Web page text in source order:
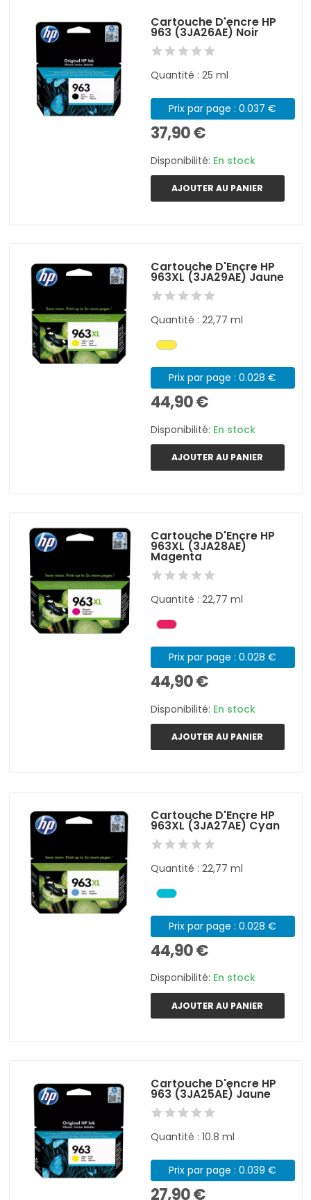
Cartouche D'encre HP
963 (3JA26AE) Noir
Quantité : 25 ml
Prix par page : 0.037 €
37,90 €
Disponibilité: En stock
AJOUTER AU PANIER
Cartouche D'Encre HP
963XL (3JA29AE) Jaune
Quantité : 22,77 ml
Prix par page : 0.028 €
44,90 €
Disponibilité: En stock
AJOUTER AU PANIER
Cartouche D'Encre HP
963XL (3JA28AE)
Magenta
Quantité : 22,77 ml
Prix par page : 0.028 €
44,90 €
Disponibilité: En stock
AJOUTER AU PANIER
Cartouche D'Encre HP
963XL (3JA27AE) Cyan
Quantité : 22,77 ml
Prix par page : 0.028 €
44,90 €
Disponibilité: En stock
AJOUTER AU PANIER
Cartouche D'encre HP
963 (3JA25AE) Jaune
Quantité : 10.8 ml
Prix par page : 0.039 €
27,90 €